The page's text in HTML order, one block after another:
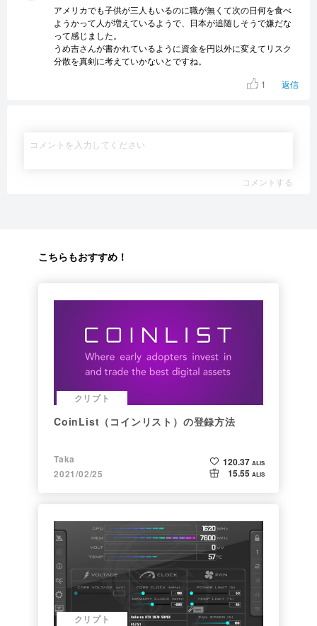
アメリカでも子供が三人もいるのに職が無くて次の日何を食べ
ようかって人が増えているようで、日本が追随しそうで嫌だな
って感じました。
うめ吉さんが書かれているように資金を円以外に変えてリスク
分散を真剣に考えていかないとですね。
1
返信
コメントする
こちらもおすすめ！
クリプト
CoinList（コインリスト）の登録方法
Taka
2021/02/25
120.37 ALIS
15.55 ALIS
クリプト